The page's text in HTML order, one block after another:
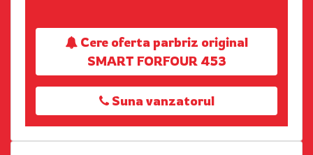
Cere oferta parbriz original
SMART FORFOUR 453
Suna vanzatorul